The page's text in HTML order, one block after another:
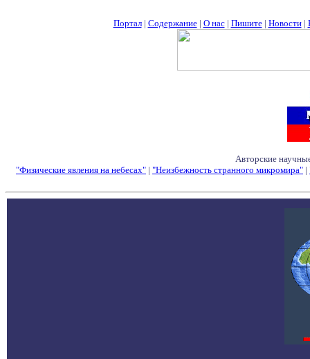
Портал| Содержание| О нас| Пишите| Новости|
Авторские
"Физические явления на небесах" | "Неизбежность странного микромира" |